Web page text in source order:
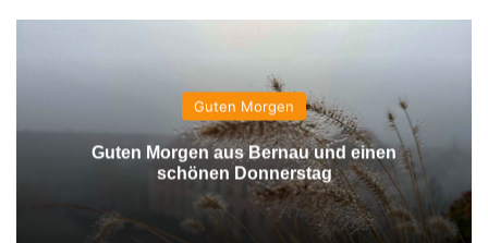
Guten Morgen
Guten Morgen aus Bernau und einen
schönen Donnerstag